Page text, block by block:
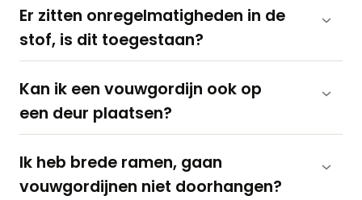
Er zitten onregelmatigheden in de
stof, is dit toegestaan?
Kan ik een vouwgordijn ook op
een deur plaatsen?
Ik heb brede ramen, gaan
vouwgordijnen niet doorhangen?